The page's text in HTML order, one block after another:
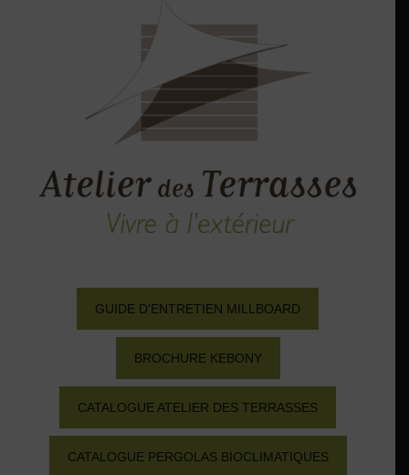
GUIDE D'ENTRETIEN MILLBOARD
BROCHURE KEBONY
CATALOGUE ATELIER DES TERRASSES
CATALOGUE PERGOLAS BIOCLIMATIQUES